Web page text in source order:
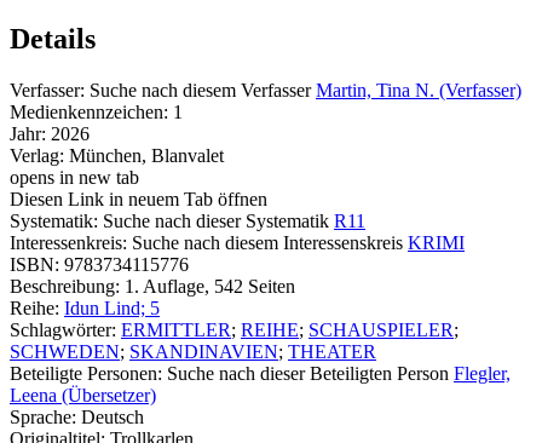
Details
Verfasser: Suche nach diesem Verfasser Martin, Tina N. (Verfasser)
Medienkennzeichen: 1
Jahr: 2026
Verlag: München, Blanvalet
opens in new tab
Diesen Link in neuem Tab öffnen
Systematik: Suche nach dieser Systematik R11
Interessenkreis: Suche nach diesem Interessenskreis KRIMI
ISBN: 9783734115776
Beschreibung: 1. Auflage, 542 Seiten
Reihe: Idun Lind; 5
Schlagwörter: ERMITTLER; REIHE; SCHAUSPIELER;
SCHWEDEN; SKANDINAVIEN; THEATER
Beteiligte Personen: Suche nach dieser Beteiligten Person Flegler,
Leena (Übersetzer)
Sprache: Deutsch